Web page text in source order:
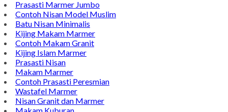
Tersedia
Hubungi Kami
Kijing Makam Islam
Batu Nisan Marmer
Daftar Harga Batu Nisan
Plakat Vandel
Makam Granite Kristen
Wastafel Batu Kali
Batu Nisan Marmer
Contoh Bongpay Kristen
Contoh Vandel Marmer